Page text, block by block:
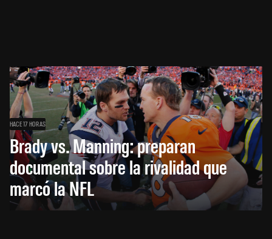
HACE 17 HORAS
Brady vs. Manning: preparan
documental sobre la rivalidad que
marcó la NFL